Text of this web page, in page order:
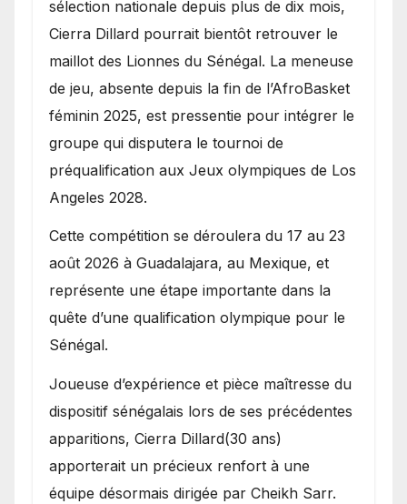
sélection nationale depuis plus de dix mois,
Cierra Dillard pourrait bientôt retrouver le
maillot des Lionnes du Sénégal. La meneuse
de jeu, absente depuis la fin de l’AfroBasket
féminin 2025, est pressentie pour intégrer le
groupe qui disputera le tournoi de
préqualification aux Jeux olympiques de Los
Angeles 2028.
Cette compétition se déroulera du 17 au 23
août 2026 à Guadalajara, au Mexique, et
représente une étape importante dans la
quête d’une qualification olympique pour le
Sénégal.
Joueuse d’expérience et pièce maîtresse du
dispositif sénégalais lors de ses précédentes
apparitions, Cierra Dillard(30 ans)
apporterait un précieux renfort à une
équipe désormais dirigée par Cheikh Sarr.